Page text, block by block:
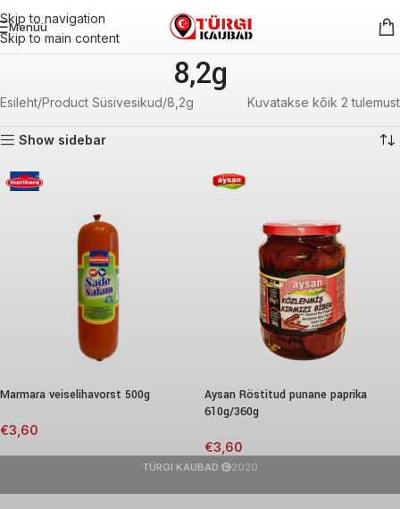
Skip to navigation
Skip to main content
Menüü
8,2g
Esileht Product Süsivesikud 8,2g Kuvatakse kõik 2 tulemust
Show sidebar
Marmara veiselihavorst 500g
€3,60
Aysan Röstitud punane paprika
610g/360g
€3,60
TÜRGI KAUBAD 2020